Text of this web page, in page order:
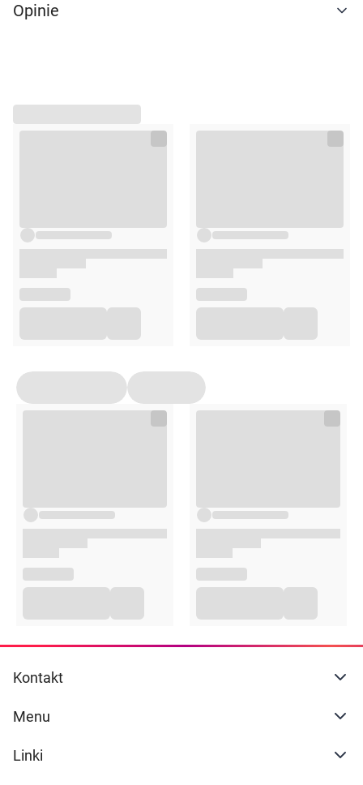
warunki przechowywania lub dostępu do
Opinie
Kontakt
Menu
Linki